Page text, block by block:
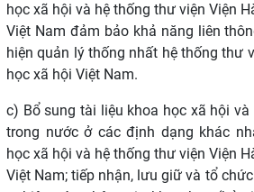
học xã hội và hệ thống thư viện Viện
Việt Nam đảm bảo khả năng liên
hiện quản lý thống nhất hệ thống thư
học xã hội Việt Nam.
c) Bổ sung tài liệu khoa học xã hội
trong nước ở cácđịnh dạng khác
học xã hội và hệ thống thư viện Viện
Việt Nam; tiếp nhận, lưu giữ và tổ